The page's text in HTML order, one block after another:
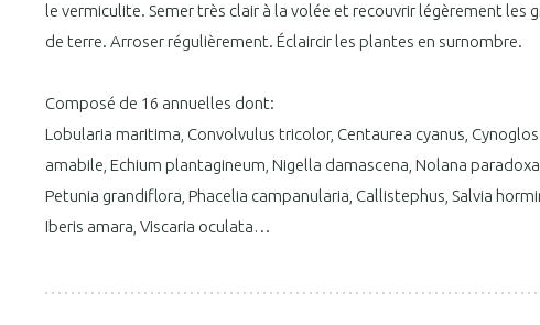
le vermiculite. Semer très clair à la volée et recouvrir légèrement les
de terre. Arroser régulièrement. Éclaircir les plantes en surnombre.
Composé de 16 annuelles dont:
Lobularia maritima, Convolvulus tricolor, Centaurea cyanus,
amabile, Echium plantagineum, Nigella damascena, Nolana paradoxa,
Petunia grandiflora, Phacelia campanularia, Callistephus, Salvia
Iberis amara, Viscaria oculata…